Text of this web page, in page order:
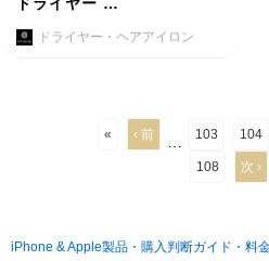
ドライヤー・ヘアアイロン
« ‹ 前 103 104
108 次 ›
iPhone & Apple製品・購入判断ガイド・料